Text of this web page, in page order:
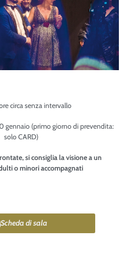
circa senza intervallo
gennaio (primo giorno di prevendita:
solo CARD)
si consiglia la visione a un
o minori accompagnati
Scheda di sala